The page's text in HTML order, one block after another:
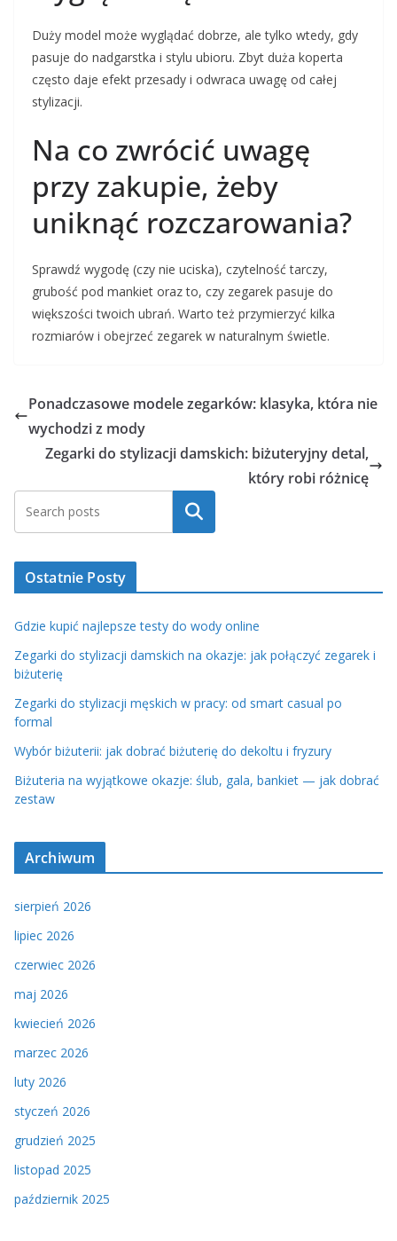
Duży model może wyglądać dobrze, ale tylko wtedy, gdy
pasuje do nadgarstka i stylu ubioru. Zbyt duża koperta
często daje efekt przesady i odwraca uwagę od całej
stylizacji.
Na co zwrócić uwagę
przy zakupie, żeby
uniknąć rozczarowania?
Sprawdź wygodę (czy nie uciska), czytelność tarczy,
grubość pod mankiet oraz to, czy zegarek pasuje do
większości twoich ubrań. Warto też przymierzyć kilka
rozmiarów i obejrzeć zegarek w naturalnym świetle.
Ponadczasowe modele zegarków: klasyka, która nie
wychodzi z mody
Zegarki do stylizacji damskich: biżuteryjny detal,
który robi różnicę
Szukaj
Ostatnie Posty
Gdzie kupić najlepsze testy do wody online
Zegarki do stylizacji damskich na okazje: jak połączyć zegarek i
biżuterię
Zegarki do stylizacji męskich w pracy: od smart casual po
formal
Wybór biżuterii: jak dobrać biżuterię do dekoltu i fryzury
Biżuteria na wyjątkowe okazje: ślub, gala, bankiet — jak dobrać
zestaw
Archiwum
sierpień 2026
lipiec 2026
czerwiec 2026
maj 2026
kwiecień 2026
marzec 2026
luty 2026
styczeń 2026
grudzień 2025
listopad 2025
październik 2025